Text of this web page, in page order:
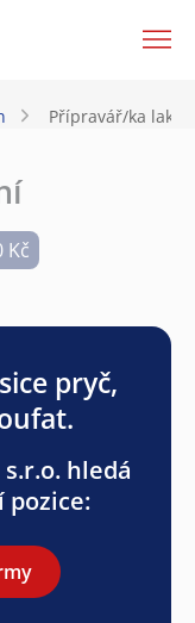
Přípravář/ka
Kč
pryč,
hledá
pozice: